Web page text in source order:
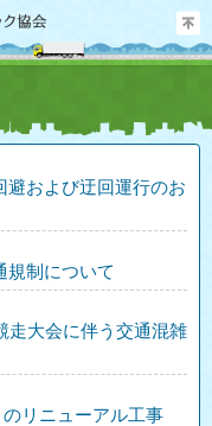
避および迂回運行のお
規制について
走大会に伴う交通混雑
リニューアル工事